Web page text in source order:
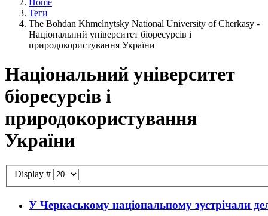
Теги
The Bohdan Khmelnytsky National University of Cherkasy -
Національний університет біоресурсів і
природокористування України
Національний університет
біоресурсів і
природокористування
України
Display #
У Черкаському національному зустрічали